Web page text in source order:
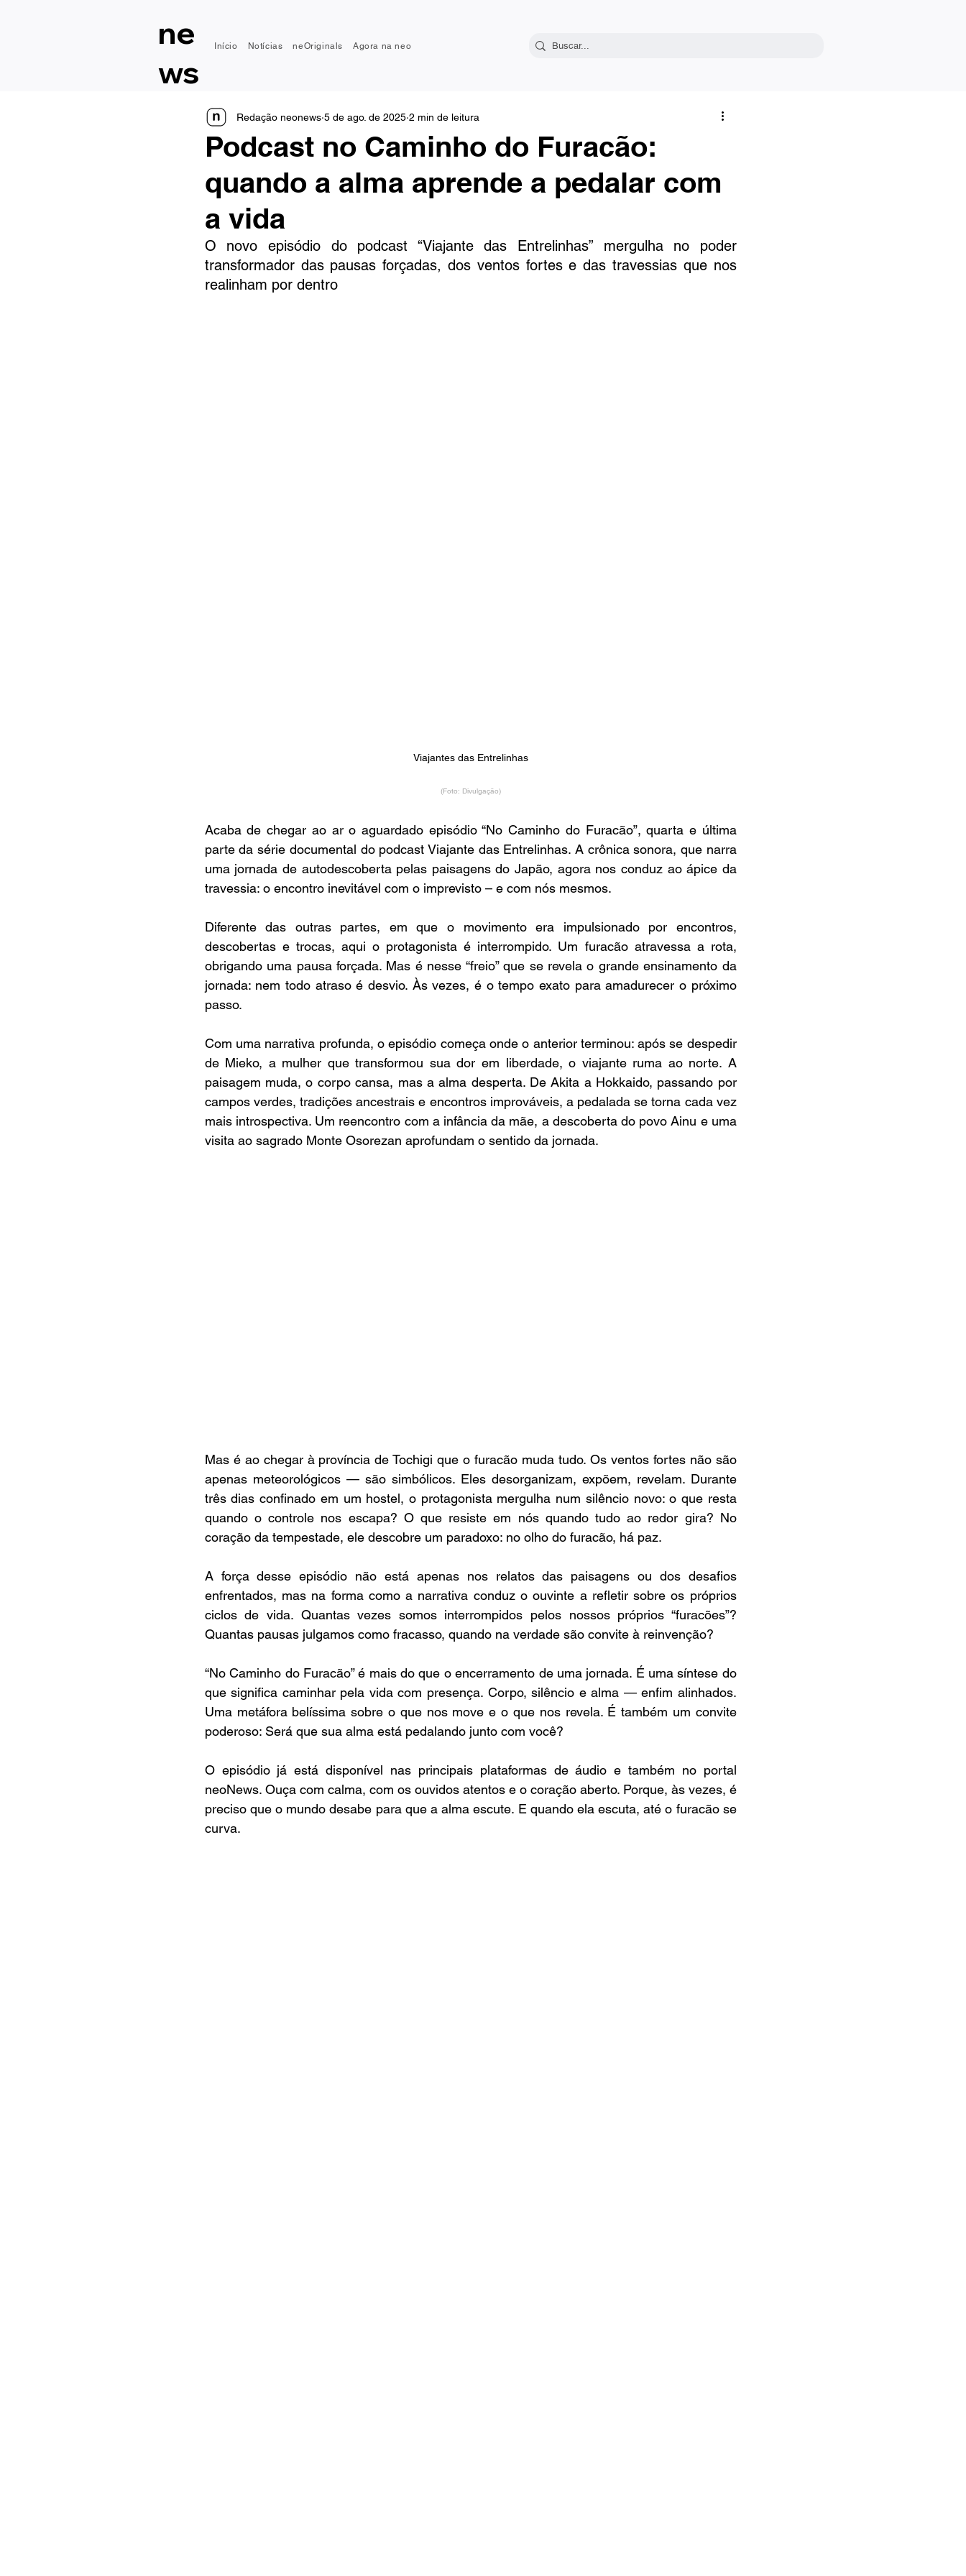
ne
ws
Início Notícias neOriginals Agora na neo
Podcast no Caminho do Furacão:
quando a alma aprende a pedalar com
a vida
Redação neonews 5 de ago. de 2025 2 min de leitura
O novo episódio do podcast “Viajante das Entrelinhas” mergulha no poder
transformador das pausas forçadas, dos ventos fortes e das travessias que nos
realinham por dentro
Viajantes das Entrelinhas
(Foto: Divulgação)
Acaba de chegar ao ar o aguardado episódio “No Caminho do Furacão”, quarta e última
parte da série documental do podcast Viajante das Entrelinhas. A crônica sonora, que narra
uma jornada de autodescoberta pelas paisagens do Japão, agora nos conduz ao ápice da
travessia: o encontro inevitável com o imprevisto – e com nós mesmos.
Diferente das outras partes, em que o movimento era impulsionado por encontros,
descobertas e trocas, aqui o protagonista é interrompido. Um furacão atravessa a rota,
obrigando uma pausa forçada. Mas é nesse “freio” que se revela o grande ensinamento da
jornada: nem todo atraso é desvio. Às vezes, é o tempo exato para amadurecer o próximo
passo.
Com uma narrativa profunda, o episódio começa onde o anterior terminou: após se despedir
de Mieko, a mulher que transformou sua dor em liberdade, o viajante ruma ao norte. A
paisagem muda, o corpo cansa, mas a alma desperta. De Akita a Hokkaido, passando por
campos verdes, tradições ancestrais e encontros improváveis, a pedalada se torna cada vez
mais introspectiva. Um reencontro com a infância da mãe, a descoberta do povo Ainu e uma
visita ao sagrado Monte Osorezan aprofundam o sentido da jornada.
Mas é ao chegar à província de Tochigi que o furacão muda tudo. Os ventos fortes não são
apenas meteorológicos — são simbólicos. Eles desorganizam, expõem, revelam. Durante
três dias confinado em um hostel, o protagonista mergulha num silêncio novo: o que resta
quando o controle nos escapa? O que resiste em nós quando tudo ao redor gira? No
coração da tempestade, ele descobre um paradoxo: no olho do furacão, há paz.
A força desse episódio não está apenas nos relatos das paisagens ou dos desafios
enfrentados, mas na forma como a narrativa conduz o ouvinte a refletir sobre os próprios
ciclos de vida. Quantas vezes somos interrompidos pelos nossos próprios “furacões”?
Quantas pausas julgamos como fracasso, quando na verdade são convite à reinvenção?
“No Caminho do Furacão” é mais do que o encerramento de uma jornada. É uma síntese do
que significa caminhar pela vida com presença. Corpo, silêncio e alma — enfim alinhados.
Uma metáfora belíssima sobre o que nos move e o que nos revela. É também um convite
poderoso: Será que sua alma está pedalando junto com você?
O episódio já está disponível nas principais plataformas de áudio e também no portal
neoNews. Ouça com calma, com os ouvidos atentos e o coração aberto. Porque, às vezes, é
preciso que o mundo desabe para que a alma escute. E quando ela escuta, até o furacão se
curva.